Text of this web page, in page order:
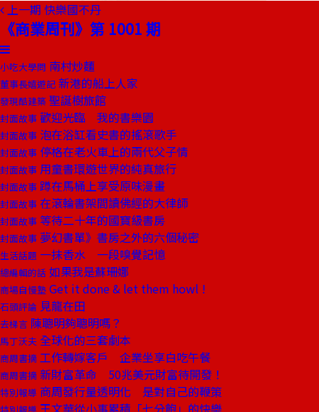
上一期 快樂國不丹
《商業周刊》第 1001 期
小吃大學問 南村炒麵
董事長嬉遊記 新港的船上人家
發現酷建築 聖誕樹旅館
封面故事 歡迎光臨 我的書樂園
封面故事 泡在浴缸看史書的搖滾歌手
封面故事 停格在老火車上的兩代父子情
封面故事 用童書環遊世界的純真旅行
封面故事 蹲在馬桶上享受原味漫畫
封面故事 在滾輪書架間讀佛經的大律師
封面故事 等待二十年的國寶級書房
封面故事 夢幻書單》書房之外的六個秘密
生活話題 一抹香水 一段嗅覺記憶
總編輯的話 如果我是蘇珊娜
商場自慢塾 Get it done & let them howl !
石頭評論 見龍在田
去梯言 陳聰明夠聰明嗎？
馬丁沃夫 全球化的三套劇本
商周書摘 工作轉嫁客戶 企業坐享白吃午餐
商周書摘 新財富革命 50兆美元財富待開發！
特別報導 商周發行量透明化 是對自己的鞭策
王文華從小事累積「七分飽」的快樂